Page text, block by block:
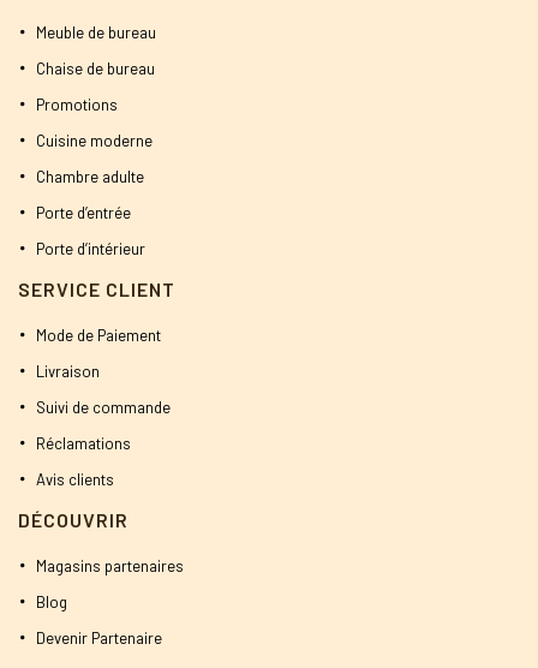
Meuble de bureau
Chaise de bureau
Promotions
Cuisine moderne
Chambre adulte
Porte d’entrée
Porte d’intérieur
SERVICE CLIENT
Mode de Paiement
Livraison
Suivi de commande
Réclamations
Avis clients
DÉCOUVRIR
Magasins partenaires
Blog
Devenir Partenaire